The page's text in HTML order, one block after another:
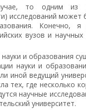
то одним из
исследований
Конечно,
вузов и
и образования
науки и
иной ведущий
тех, где несколько
научные
университет.